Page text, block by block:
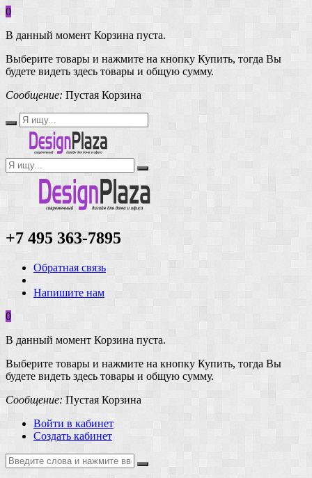
0
В данный момент Корзина пуста.
Выберите товары и нажмите на кнопку Купить, тогда Вы
будете видеть здесь товары и общую сумму.
Сообщение: Пустая Корзина
+7 495 363-7895
Обратная связь
Напишите нам
0
В данный момент Корзина пуста.
Выберите товары и нажмите на кнопку Купить, тогда Вы
будете видеть здесь товары и общую сумму.
Сообщение: Пустая Корзина
Войти в кабинет
Создать кабинет